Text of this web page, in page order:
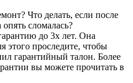
Что делать, если после
сломалась?
до 3х лет. Она
этого проследите, чтобы
гарантийный талон. Более
вы можете прочитать в